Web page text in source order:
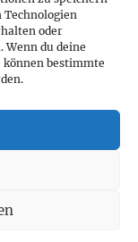
Technologien
oder
Wenn du deine
bestimmte
Impressum